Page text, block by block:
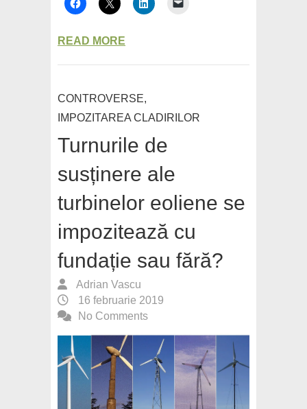
READ MORE
CONTROVERSE,
IMPOZITAREA CLADIRILOR
Turnurile de
susținere ale
turbinelor eoliene se
impozitează cu
fundație sau fără?
Adrian Vascu
16 februarie 2019
No Comments